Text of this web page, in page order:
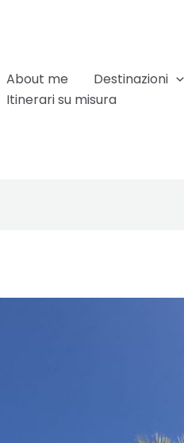
About me
Destinazioni
Itinerari su misura